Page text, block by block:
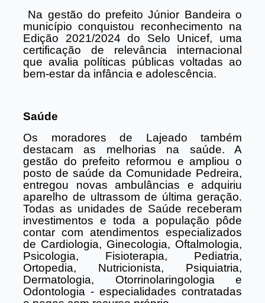
Na gestão do prefeito Júnior Bandeira o
município conquistou reconhecimento na
Edição 2021/2024 do Selo Unicef, uma
certificação de relevância internacional
que avalia políticas públicas voltadas ao
bem-estar da infância e adolescência.
Saúde
Os moradores de Lajeado também
destacam as melhorias na saúde. A
gestão do prefeito reformou e ampliou o
posto de saúde da Comunidade Pedreira,
entregou novas ambulâncias e adquiriu
aparelho de ultrassom de última geração.
Todas as unidades de Saúde receberam
investimentos e toda a população pôde
contar com atendimentos especializados
de Cardiologia, Ginecologia, Oftalmologia,
Psicologia, Fisioterapia, Pediatria,
Ortopedia, Nutricionista, Psiquiatria,
Dermatologia, Otorrinolaringologia e
Odontologia - especialidades contratadas